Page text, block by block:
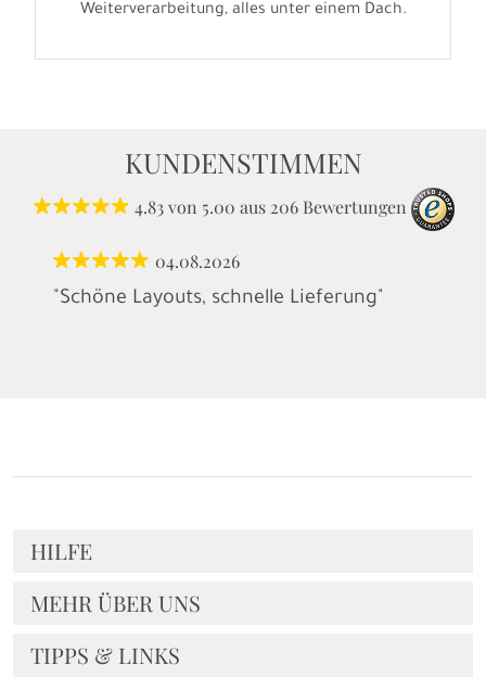
Weiterverarbeitung, alles unter einem Dach.
KUNDENSTIMMEN
4.83 von 5.00 aus 206 Bewertungen
04.08.2026
"Schöne Layouts, schnelle Lieferung"
HILFE
MEHR ÜBER UNS
TIPPS & LINKS